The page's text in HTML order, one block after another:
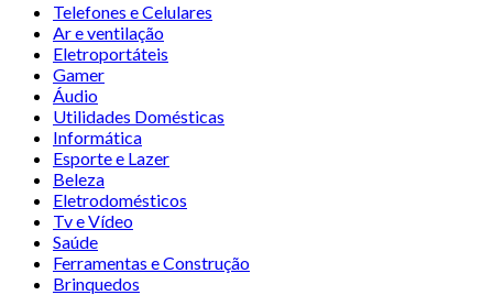
Telefones e Celulares
Ar e ventilação
Eletroportáteis
Gamer
Áudio
Utilidades Domésticas
Informática
Esporte e Lazer
Beleza
Eletrodomésticos
Tv e Vídeo
Saúde
Ferramentas e Construção
Brinquedos